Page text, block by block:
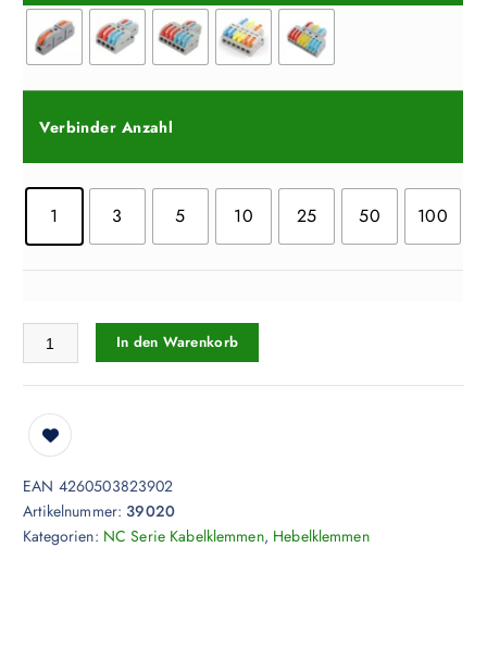
Verbinder Anzahl
1 3 5 10 25 50 100
NC Serie Kabelklemmen Hebelklemme 1/2/3 Push-IN 4/6/9 polig
In den Warenkorb
EAN 4260503823902
Artikelnummer: 39020
Kategorien: NC Serie Kabelklemmen, Hebelklemmen